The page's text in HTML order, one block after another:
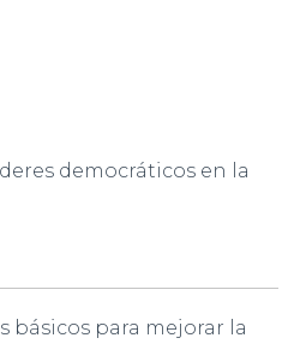
democráticos en la
básicos para mejorar la